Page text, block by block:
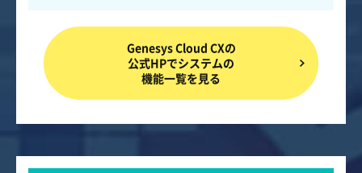
Genesys Cloud CXの
公式HPでシステムの
機能一覧を見る